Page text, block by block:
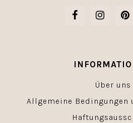
Über uns
Allgemeine Bedingungen